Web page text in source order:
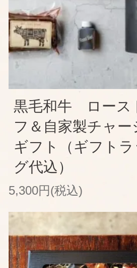
黒毛和牛 ロース
フ＆自家製チャー
ギフト（ギフト
グ代込）
5,300円(税込)